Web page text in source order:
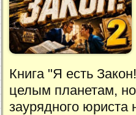
Книга "Я есть
целым планетам,
заурядного юриста